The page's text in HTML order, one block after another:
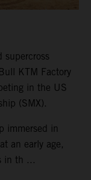
supercross
KTM Factory
in the US
(SMX).
immersed in
an early age,
in th ...